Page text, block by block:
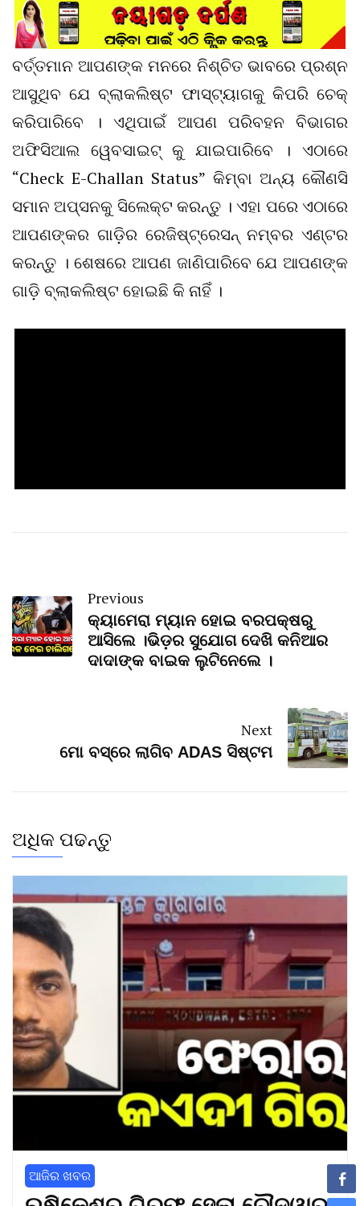
ବର୍ତ୍ତମାନ ଆପଣଙ୍କ ମନରେ ନିଶ୍ଚିତ ଭାବରେ ପ୍ରଶ୍ନ
ଆସୁଥିବ ଯେ ବ୍ଲାକଲିଷ୍ଟ ଫାସ୍‌ଟ୍ୟାଗକୁ କିପରି ଚେକ୍
କରିପାରିବେ । ଏଥିପାଇଁ ଆପଣ ପରିବହନ ବିଭାଗର
ଅଫିସିଆଲ ୱେବସାଇଟ୍ କୁ ଯାଇପାରିବେ । ଏଠାରେ
“Check E-Challan Status” କିମ୍ବା ଅନ୍ୟ କୌଣସି
ସମାନ ଅପ୍ସନକୁ ସିଲେକ୍ଟ କରନ୍ତୁ । ଏହା ପରେ ଏଠାରେ
ଆପଣଙ୍କର ଗାଡ଼ିର ରେଜିଷ୍ଟ୍ରେସନ୍ ନମ୍ବର ଏଣ୍ଟର
କରନ୍ତୁ । ଶେଷରେ ଆପଣ ଜାଣିପାରିବେ ଯେ ଆପଣଙ୍କ
ଗାଡ଼ି ବ୍ଲାକଲିଷ୍ଟ ହୋଇଛି କି ନାହିଁ ।
Previous
କ୍ୟାମେରା ମ୍ୟାନ ହୋଇ ବରପକ୍ଷରୁ
ଆସିଲେ ।ଭିଡ଼ର ସୁଯୋଗ ଦେଖି କନିଆର
ଦାଦାଙ୍କ ବାଇକ ଲୁଟିନେଲେ ।
Next
ମୋ ବସ୍‌ରେ ଲାଗିବ ADAS ସିଷ୍ଟମ
ଅଧିକ ପଢନ୍ତୁ
ଆଜିର ଖବର